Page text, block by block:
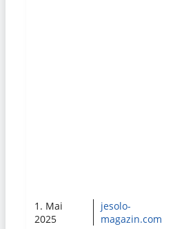
1. Mai
2025
jesolo-
magazin.com